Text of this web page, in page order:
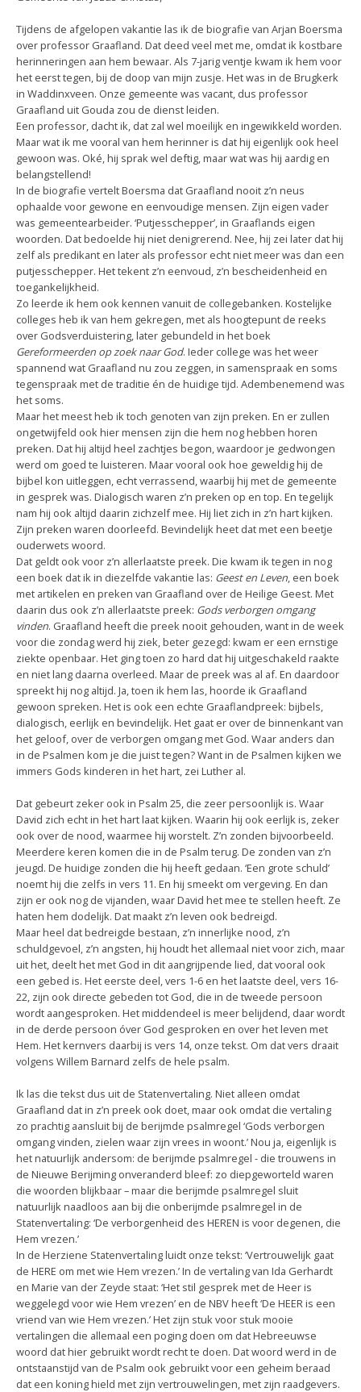
Tijdens de afgelopen vakantie las ik de biografie van Arjan Boersma
over professor Graafland. Dat deed veel met me, omdat ik kostbare
herinneringen aan hem bewaar. Als 7-jarig ventje kwam ik hem voor
het eerst tegen, bij de doop van mijn zusje. Het was in de Brugkerk
in Waddinxveen. Onze gemeente was vacant, dus professor
Graafland uit Gouda zou de dienst leiden.
Een professor, dacht ik, dat zal wel moeilijk en ingewikkeld worden.
Maar wat ik me vooral van hem herinner is dat hij eigenlijk ook heel
gewoon was. Oké, hij sprak wel deftig, maar wat was hij aardig en
belangstellend!
In de biografie vertelt Boersma dat Graafland nooit z’n neus
ophaalde voor gewone en eenvoudige mensen. Zijn eigen vader
was gemeentearbeider. ‘Putjesschepper’, in Graaflands eigen
woorden. Dat bedoelde hij niet denigrerend. Nee, hij zei later dat hij
zelf als predikant en later als professor echt niet meer was dan een
putjesschepper. Het tekent z’n eenvoud, z’n bescheidenheid en
toegankelijkheid.
Zo leerde ik hem ook kennen vanuit de collegebanken. Kostelijke
colleges heb ik van hem gekregen, met als hoogtepunt de reeks
over Godsverduistering, later gebundeld in het boek
Gereformeerden op zoek naar God. Ieder college was het weer
spannend wat Graafland nu zou zeggen, in samenspraak en soms
tegenspraak met de traditie én de huidige tijd. Adembenemend was
het soms.
Maar het meest heb ik toch genoten van zijn preken. En er zullen
ongetwijfeld ook hier mensen zijn die hem nog hebben horen
preken. Dat hij altijd heel zachtjes begon, waardoor je gedwongen
werd om goed te luisteren. Maar vooral ook hoe geweldig hij de
bijbel kon uitleggen, echt verrassend, waarbij hij met de gemeente
in gesprek was. Dialogisch waren z’n preken op en top. En tegelijk
nam hij ook altijd daarin zichzelf mee. Hij liet zich in z’n hart kijken.
Zijn preken waren doorleefd. Bevindelijk heet dat met een beetje
ouderwets woord.
Dat geldt ook voor z’n allerlaatste preek. Die kwam ik tegen in nog
een boek dat ik in diezelfde vakantie las: Geest en Leven, een boek
met artikelen en preken van Graafland over de Heilige Geest. Met
daarin dus ook z’n allerlaatste preek: Gods verborgen omgang
vinden. Graafland heeft die preek nooit gehouden, want in de week
voor die zondag werd hij ziek, beter gezegd: kwam er een ernstige
ziekte openbaar. Het ging toen zo hard dat hij uitgeschakeld raakte
en niet lang daarna overleed. Maar de preek was al af. En daardoor
spreekt hij nog altijd. Ja, toen ik hem las, hoorde ik Graafland
gewoon spreken. Het is ook een echte Graaflandpreek: bijbels,
dialogisch, eerlijk en bevindelijk. Het gaat er over de binnenkant van
het geloof, over de verborgen omgang met God. Waar anders dan
in de Psalmen kom je die juist tegen? Want in de Psalmen kijken we
immers Gods kinderen in het hart, zei Luther al.
Dat gebeurt zeker ook in Psalm 25, die zeer persoonlijk is. Waar
David zich echt in het hart laat kijken. Waarin hij ook eerlijk is, zeker
ook over de nood, waarmee hij worstelt. Z’n zonden bijvoorbeeld.
Meerdere keren komen die in de Psalm terug. De zonden van z’n
jeugd. De huidige zonden die hij heeft gedaan. ‘Een grote schuld’
noemt hij die zelfs in vers 11. En hij smeekt om vergeving. En dan
zijn er ook nog de vijanden, waar David het mee te stellen heeft. Ze
haten hem dodelijk. Dat maakt z’n leven ook bedreigd.
Maar heel dat bedreigde bestaan, z’n innerlijke nood, z’n
schuldgevoel, z’n angsten, hij houdt het allemaal niet voor zich, maar
uit het, deelt het met God in dit aangrijpende lied, dat vooral ook
een gebed is. Het eerste deel, vers 1-6 en het laatste deel, vers 16-
22, zijn ook directe gebeden tot God, die in de tweede persoon
wordt aangesproken. Het middendeel is meer belijdend, daar wordt
in de derde persoon óver God gesproken en over het leven met
Hem. Het kernvers daarbij is vers 14, onze tekst. Om dat vers draait
volgens Willem Barnard zelfs de hele psalm.
Ik las die tekst dus uit de Statenvertaling. Niet alleen omdat
Graafland dat in z’n preek ook doet, maar ook omdat die vertaling
zo prachtig aansluit bij de berijmde psalmregel ‘Gods verborgen
omgang vinden, zielen waar zijn vrees in woont.’ Nou ja, eigenlijk is
het natuurlijk andersom: de berijmde psalmregel - die trouwens in
de Nieuwe Berijming onveranderd bleef: zo diepgeworteld waren
die woorden blijkbaar – maar die berijmde psalmregel sluit
natuurlijk naadloos aan bij die onberijmde psalmregel in de
Statenvertaling: ‘De verborgenheid des HEREN is voor degenen, die
Hem vrezen.’
In de Herziene Statenvertaling luidt onze tekst: ‘Vertrouwelijk gaat
de HERE om met wie Hem vrezen.’ In de vertaling van Ida Gerhardt
en Marie van der Zeyde staat: ‘Het stil gesprek met de Heer is
weggelegd voor wie Hem vrezen’ en de NBV heeft ‘De HEER is een
vriend van wie Hem vrezen.’ Het zijn stuk voor stuk mooie
vertalingen die allemaal een poging doen om dat Hebreeuwse
woord dat hier gebruikt wordt recht te doen. Dat woord werd in de
ontstaanstijd van de Psalm ook gebruikt voor een geheim beraad
dat een koning hield met zijn vertrouwelingen, met zijn raadgevers.